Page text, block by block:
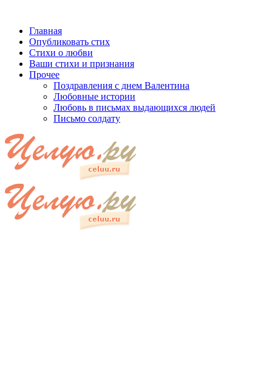
Главная
Опубликовать стих
Стихи о любви
Ваши стихи и признания
Прочее
Поздравления с днем Валентина
Любовные истории
Любовь в письмах выдающихся людей
Письмо солдату